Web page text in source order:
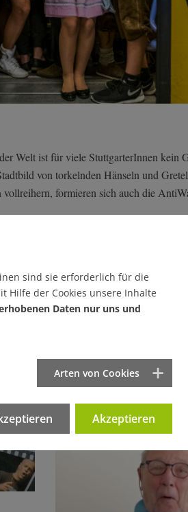
Welt ist für viele StuttgarterInnen kein
von torkelnden Hänseln und
formieren sich auch die
Von Peter Grohmann
Paranoia
sind sie erforderlich für die
Hilfe der Cookies unsere Inhalte
Daten nur uns und
Arten von Cookies
Akzeptieren